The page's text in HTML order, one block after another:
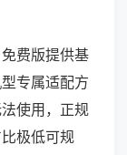
费版提供基
专属适配方
使用，正规
极低可规